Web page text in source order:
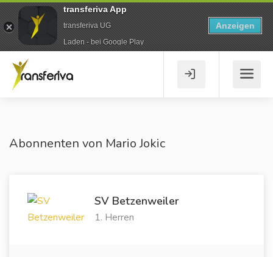
Abonnenten von Mario Jokic
SV Betzenweiler
1. Herren
transferiva App
transferiva UG
Laden - bei Google Play
Anzeigen